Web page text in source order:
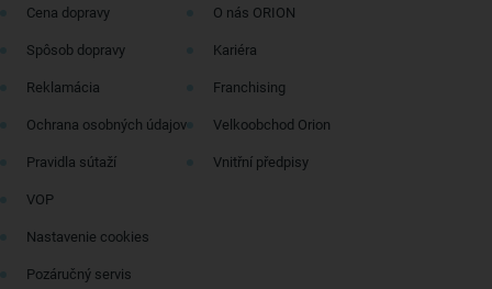
Cena dopravy
Spôsob dopravy
Reklamácia
Ochrana osobných údajov
Pravidla sútaží
VOP
Nastavenie cookies
Pozáručný servis
O nás ORION
Kariéra
Franchising
Velkoobchod Orion
Vnitřní předpisy